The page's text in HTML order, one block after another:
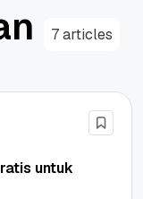
n 7 articles
untuk